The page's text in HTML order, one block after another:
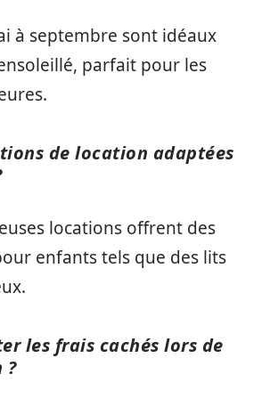
à septembre sont idéaux
parfait pour les
de location adaptées
locations offrent des
enfants tels que des lits
les frais cachés lors de
?